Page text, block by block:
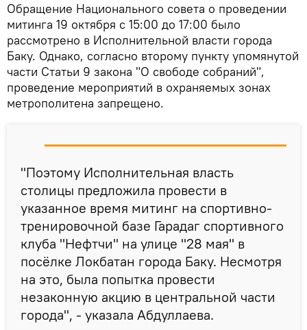
Обращение Национального совета о проведении
митинга 19 октября с 15:00 до 17:00 было
рассмотрено в Исполнительной власти города
Баку. Однако, согласно второму пункту упомянутой
части Статьи 9 закона "О свободе собраний",
проведение мероприятий в охраняемых зонах
метрополитена запрещено.
"Поэтому Исполнительная власть
столицы предложила провести в
указанное время митинг на спортивно-
тренировочной базе Гарадаг спортивного
клуба "Нефтчи" на улице "28 мая" в
посёлке Локбатан города Баку. Несмотря
на это, была попытка провести
незаконную акцию в центральной части
города", - указала Абдуллаева.